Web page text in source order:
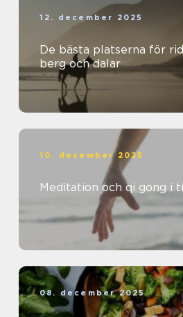
12. december 2025
De bästa platserna för
berg och dalar
10. december 2025
Meditation och qi gong i
08. december 2025